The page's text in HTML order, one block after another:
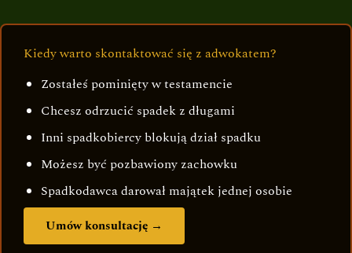
Kiedy warto skontaktować się z adwokatem?
Zostałeś pominięty w testamencie
Chcesz odrzucić spadek z długami
Inni spadkobiercy blokują dział spadku
Możesz być pozbawiony zachowku
Spadkodawca darował majątek jednej osobie
Umów konsultację →